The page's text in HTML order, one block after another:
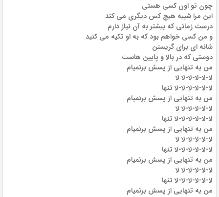
چون تو اون کسی هستی
این مرا شبیه هیچ کس دیگری می کند
درست زمانی که بیشتر به آن نیاز دارم
و من کسی خواهم بود که به او تکیه می کنید
شانه ای برای گریستن
دوستی که در بالا و پایین هاست
من به تنهایی از پسش برنمیام
لا-لا-لا-لا-لا لا
لا-لا-لا-لا-لا-لا تنها
من به تنهایی از پسش برنمیام
لا-لا-لا-لا-لا لا
لا-لا-لا-لا-لا-لا تنها
من به تنهایی از پسش برنمیام
لا-لا-لا-لا-لا لا
لا-لا-لا-لا-لا-لا تنها
من به تنهایی از پسش برنمیام
لا-لا-لا-لا-لا لا
لا-لا-لا-لا-لا-لا تنها
من به تنهایی از پسش برنمیام